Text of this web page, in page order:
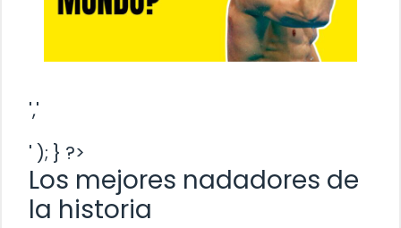
','
' ); } ?>
Los mejores nadadores de
la historia